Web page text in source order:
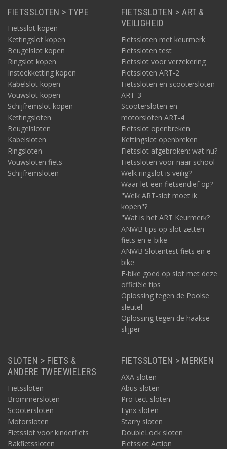
FIETSSLOTEN > TYPE
Fietsslot kopen
Kettingslot kopen
Beugelslot kopen
Ringslot kopen
Insteekketting kopen
Kabelslot kopen
Vouwslot kopen
Schijfremslot kopen
Kettingsloten
Beugelsloten
Kabelsloten
Ringsloten
Vouwsloten fiets
Schijfremsloten
FIETSSLOTEN > ART &
VEILIGHEID
Fietssloten met keurmerk
Fietssloten test
Fietsslot voor verzekering
Fietssloten ART-2
Fietssloten en scootersloten
ART-3
Scootersloten en
motorsloten ART-4
Fietsslot openbreken
Kettingslot openbreken
Fietsslot afgebroken: wat nu?
Fietssloten voor naar school
Welk ringslot is veilig?
Waar let een fietsendief op?
"Welk ART-slot moet ik
kopen"?
"Wat is het ART Keurmerk?
ANWB tips op slot zetten
fiets en e-bike
ANWB Slotentest fiets en e-
bike
E-bike goed op slot met deze
officiële tips
Oplossing tegen de Poolse
sleutel
Oplossing tegen de haakse
slijper
SLOTEN > FIETS &
ANDERE TWEEWIELERS
Fietssloten
Brommersloten
Scootersloten
Motorsloten
Fietsslot voor kinderfiets
Bakfietssloten
FIETSSLOTEN > MERKEN
AXA sloten
Abus sloten
Pro-tect sloten
Lynx sloten
Starry sloten
DoubleLock sloten
Fietsslot Action